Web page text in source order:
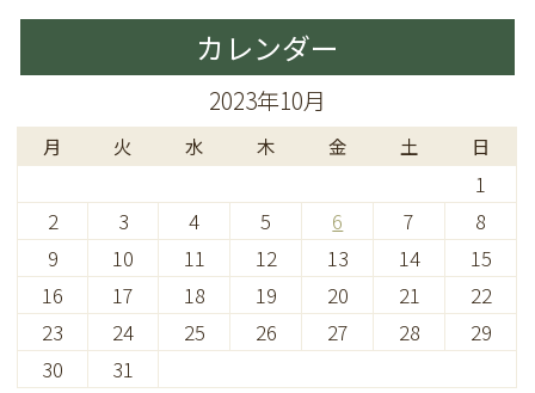
カレンダー
2023年10月
月 火 水 木 金 土 日
1
2
3 4 5 6 7
8
9
10 11 12 13 14
15
16
17 18 19 20 21
22
23
24 25 26 27 28
29
30
31